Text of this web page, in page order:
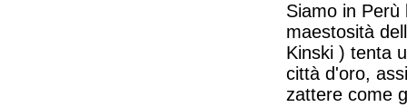
Siamo in
maestosità
Kinski ) tenta
città d'oro,
zattere come